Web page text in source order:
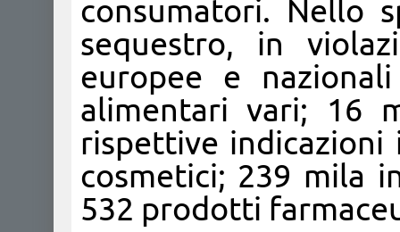
consumatori. Nello
sequestro, in
europee e
alimentari vari; 16
rispettive
cosmetici; 239 mila
532 prodotti